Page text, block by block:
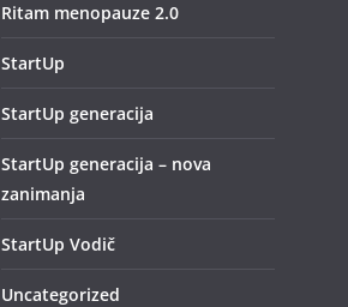
Ritam menopauze 2.0
StartUp
StartUp generacija
StartUp generacija – nova
zanimanja
StartUp Vodič
Uncategorized